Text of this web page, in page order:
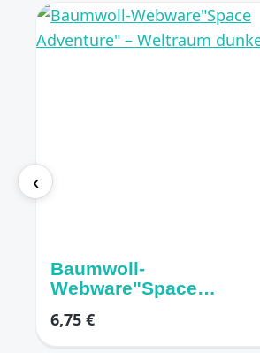
‹
Baumwoll-
Webware"Space
dunkelblau
6,75 €